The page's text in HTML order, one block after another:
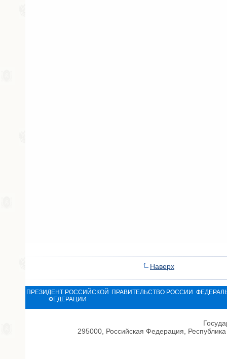
Наверх
ПРЕЗИДЕНТ РОССИЙСКОЙ
ФЕДЕРАЦИИ
ПРАВИТЕЛЬСТВО РОССИИ
295000, Российская Федерация,